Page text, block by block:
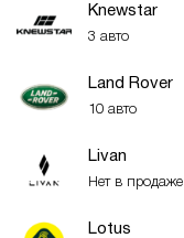
Knewstar
3 авто
Land Rover
10 авто
Livan
Нет в продаже
Lotus